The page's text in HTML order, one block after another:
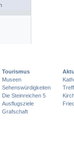
Tourismus
Museen
Sehenswürdigkeiten
Die Steinreichen 5
Ausflugsziele
Grafschaft